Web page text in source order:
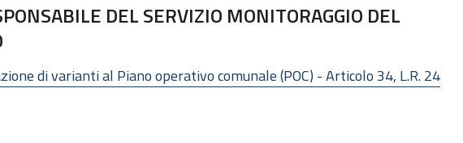
DEL SERVIZIO MONITORAGGIO DEL
di varianti al Piano operativo comunale (POC) - Articolo 34, L.R. 24